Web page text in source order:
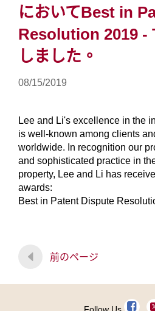
においてBest in
Resolution 2019 -
しました。
08/15/2019
Lee and Li's excellence in the
is well-known among clients
worldwide. In recognition our
and sophisticated practice in
property, Lee and Li has
awards:
Best in Patent Dispute
前のページ